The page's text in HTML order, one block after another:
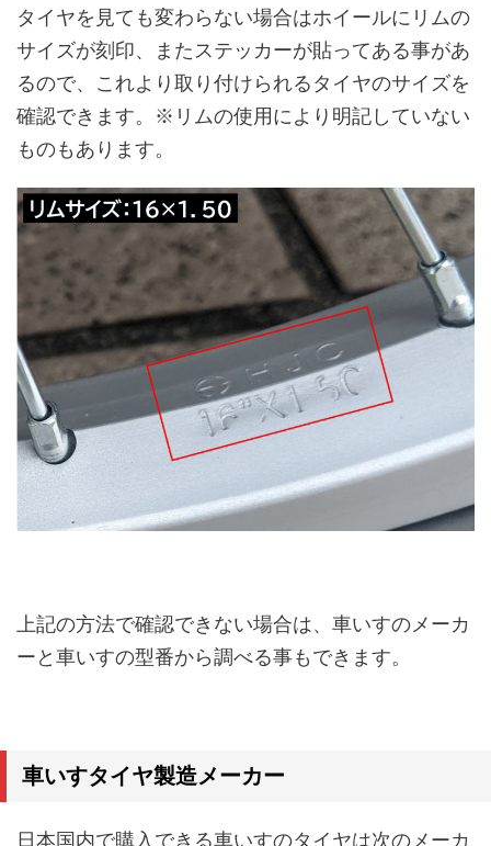
タイヤを見ても変わらない場合はホイールにリムの
サイズが刻印、またステッカーが貼ってある事があ
るので、これより取り付けられるタイヤのサイズを
確認できます。※リムの使用により明記していない
ものもあります。
上記の方法で確認できない場合は、車いすのメーカ
ーと車いすの型番から調べる事もできます。
車いすタイヤ製造メーカー
日本国内で購入できる車いすのタイヤは次のメーカ